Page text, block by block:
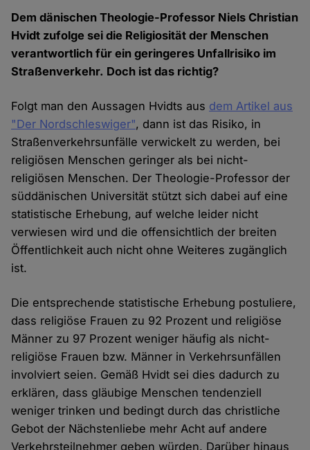
Dem dänischen Theologie-Professor Niels Christian
Hvidt zufolge sei die Religiosität der Menschen
verantwortlich für ein geringeres Unfallrisiko im
Straßenverkehr. Doch ist das richtig?
Folgt man den Aussagen Hvidts aus dem Artikel aus
"Der Nordschleswiger", dann ist das Risiko, in
Straßenverkehrsunfälle verwickelt zu werden, bei
religiösen Menschen geringer als bei nicht-
religiösen Menschen. Der Theologie-Professor der
süddänischen Universität stützt sich dabei auf eine
statistische Erhebung, auf welche leider nicht
verwiesen wird und die offensichtlich der breiten
Öffentlichkeit auch nicht ohne Weiteres zugänglich
ist.
Die entsprechende statistische Erhebung postuliere,
dass religiöse Frauen zu 92 Prozent und religiöse
Männer zu 97 Prozent weniger häufig als nicht-
religiöse Frauen bzw. Männer in Verkehrsunfällen
involviert seien. Gemäß Hvidt sei dies dadurch zu
erklären, dass gläubige Menschen tendenziell
weniger trinken und bedingt durch das christliche
Gebot der Nächstenliebe mehr Acht auf andere
Verkehrsteilnehmer geben würden. Darüber hinaus